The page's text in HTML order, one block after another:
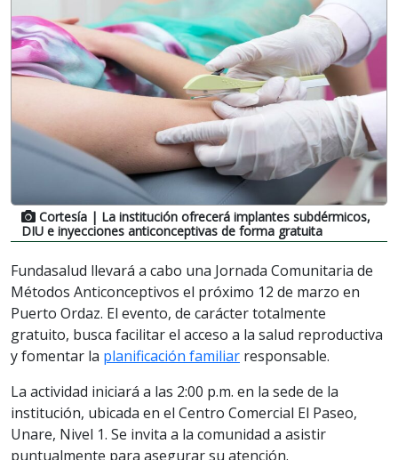
Cortesía | La institución ofrecerá implantes subdérmicos,
DIU e inyecciones anticonceptivas de forma gratuita
Fundasalud llevará a cabo una Jornada Comunitaria de
Métodos Anticonceptivos el próximo 12 de marzo en
Puerto Ordaz. El evento, de carácter totalmente
gratuito, busca facilitar el acceso a la salud reproductiva
y fomentar la planificación familiar responsable.
La actividad iniciará a las 2:00 p.m. en la sede de la
institución, ubicada en el Centro Comercial El Paseo,
Unare, Nivel 1. Se invita a la comunidad a asistir
puntualmente para asegurar su atención.